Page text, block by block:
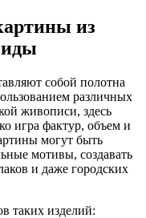
из
собой полотна
различных
живописи, здесь
игра фактур, объем и
могут быть
мотивы, создавать
и даже городских
таких изделий: